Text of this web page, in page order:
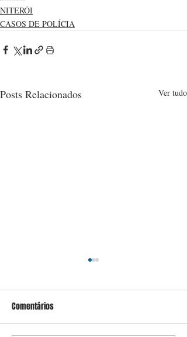
NITERÓI
CASOS DE POLÍCIA
Posts Relacionados Ver tudo
Comentários